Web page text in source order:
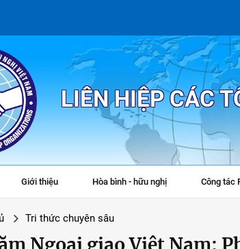
LIÊN HIỆP CÁC
Giới thiệu Hòa bình - hữu nghị Công tác
Tri thức chuyên sâu